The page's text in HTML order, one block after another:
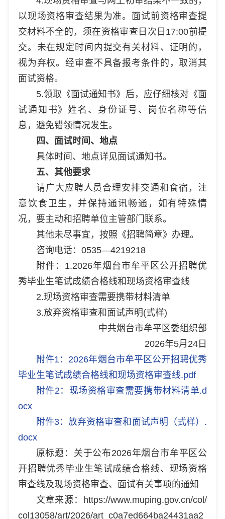
以现场资格审查结果为准。面试前资格审查提
交材料不全的，须在资格审查日次日17:00前提
交。未在规定时间内提交有关材料、证明的，
视为弃权。经审查不具备报考条件的，取消其
面试资格。
5.领取《面试通知书》后，应仔细核对《面
试通知书》姓名、身份证号、岗位名称等信
息，避免错领情况发生。
四、面试时间、地点
具体时间、地点详见面试通知书。
五、其他要求
请广大应聘人员合理安排交通和食宿，注
意饮食卫生，并保持通讯畅通，如有特殊情
况，要主动和招聘单位主管部门联系。
其他未尽事宜，按照《招聘简章》办理。
咨询电话：0535—4219218
附件：1.2026年烟台市牟平区公开招聘优
秀毕业生笔试成绩合格线和现场资格审查线
2.现场资格审查需要携带材料清单
3.放弃资格审查和面试声明(式样)
中共烟台市牟平区委组织部
2026年5月24日
附件1：2026年烟台市牟平区公开招聘优秀
毕业生笔试成绩合格线和现场资格审查线.pdf
附件2：现场资格审查需要携带材料清单.d
ocx
附件3：放弃资格审查和面试声明（式样）.
docx
原标题：关于公布2026年烟台市牟平区公
开招聘优秀毕业生笔试成绩合格线、现场资格
审查线及现场资格审查、面试有关事项的通知
文章来源：https://www.muping.gov.cn/col/
col13058/art/2026/art_c0a7ed664ba24431aa2